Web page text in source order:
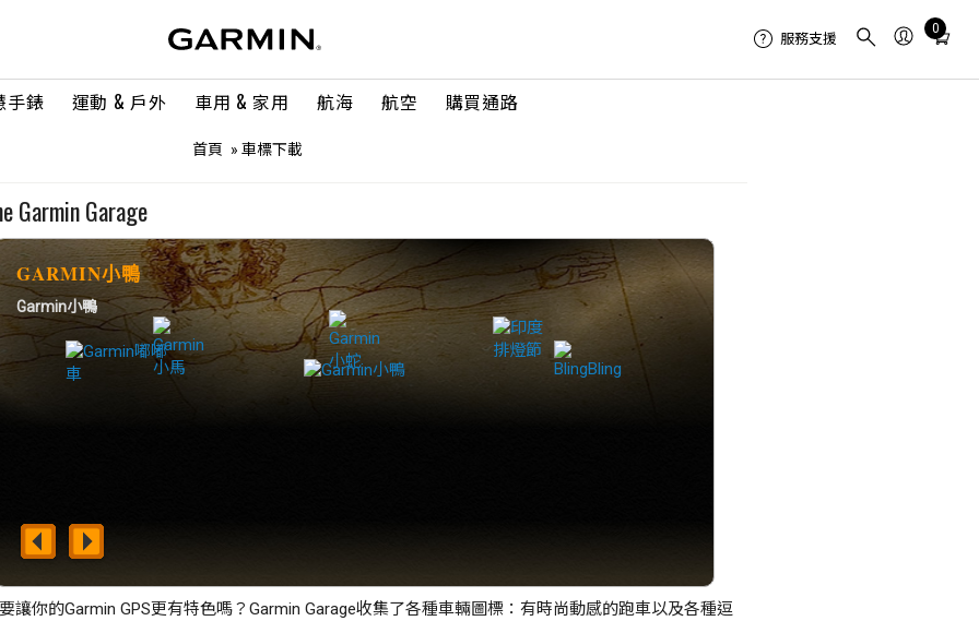
手錶 運動 & 戶外 車用 & 家用 航海 航空 購買通路
服務支援
0
Total
in
首頁 » 車標下載
Garmin Garage
GARMIN小鴨
Garmin小鴨
讓你的Garmin GPS更有特色嗎？Garmin Garage收集了各種車輛圖標：有時尚動感的跑車以及各種逗